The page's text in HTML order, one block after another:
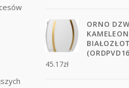
ORNO
45.17zł